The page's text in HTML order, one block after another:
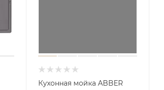
Кухонная мойка ABBER